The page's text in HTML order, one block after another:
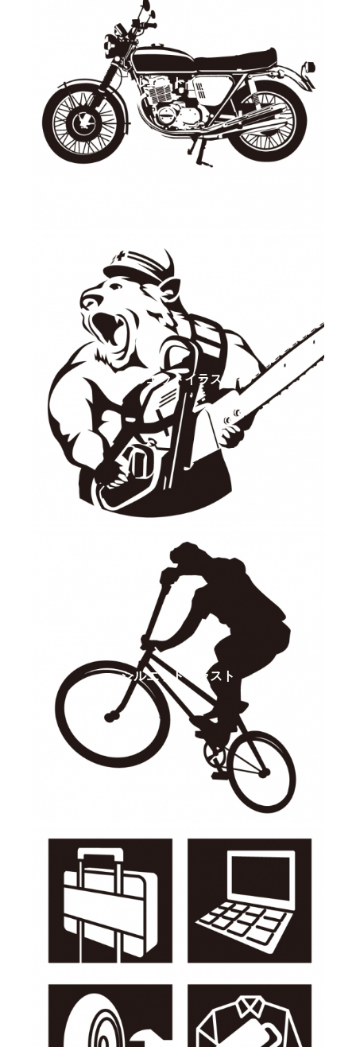
シルエットイラスト
シルエットイラスト
シルエットイラスト